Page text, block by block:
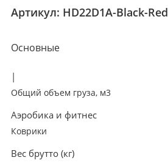
Артикул: HD22D1A-Black-Red
Основные
|
Общий объем груза, м3
Аэробика и фитнес
Коврики
Вес брутто (кг)